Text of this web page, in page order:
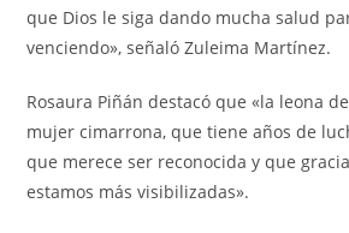
que Dios le siga dando mucha salud
venciendo», señaló Zuleima Martínez.
Rosaura Piñán destacó que «la leona
mujer cimarrona, que tiene años de
que merece ser reconocida y que
estamos más visibilizadas».